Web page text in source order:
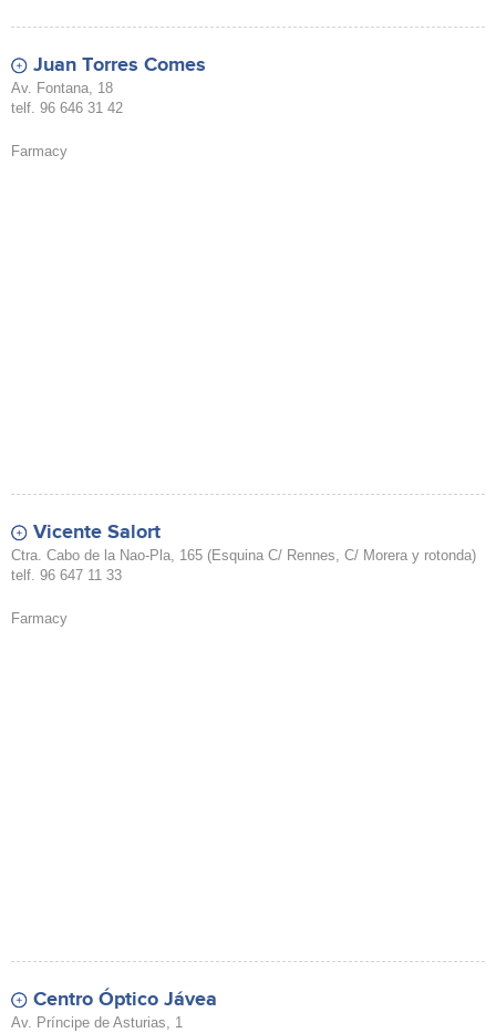
Juan Torres Comes
Av. Fontana, 18
telf. 96 646 31 42
Farmacy
Vicente Salort
Ctra. Cabo de la Nao-Pla, 165 (Esquina C/ Rennes, C/ Morera y rotonda)
telf. 96 647 11 33
Farmacy
Centro Óptico Jávea
Av. Príncipe de Asturias, 1